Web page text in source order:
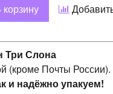
корзину
Три Слона
(кроме Почты России).
и надёжно упакуем!